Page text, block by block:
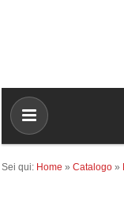
Sei qui: Home » Catalogo »